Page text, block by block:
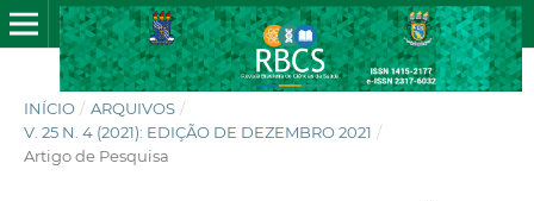
INÍCIO / ARQUIVOS /
V. 25 N. 4 (2021): EDIÇÃO DE DEZEMBRO 2021 /
Artigo de Pesquisa